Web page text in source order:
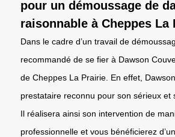
pour un démoussage de
raisonnable à Cheppes La
Dans le cadre d’un travail de
recommandé de se fier à Dawson
de Cheppes La Prairie. En effet,
prestataire reconnu pour son sérieux et
Il réalisera ainsi son intervention de
professionnelle et vous bénéficierez